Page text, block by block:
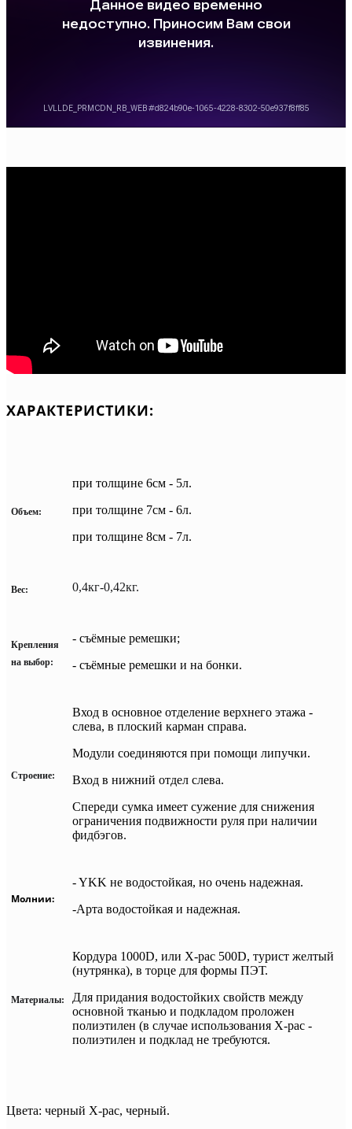
ХАРАКТЕРИСТИКИ:
Объем:
при толщине 6см - 5л.
при толщине 7см - 6л.
при толщине 8см - 7л.
Вес: 0,4кг-0,42кг.
Крепления
на выбор:
- съёмные ремешки;
- съёмные ремешки и на бонки.
Строение:
Вход в основное отделение верхнего этажа -
слева, в плоский карман справа.
Модули соединяются при помощи липучки.
Вход в нижний отдел слева.
Спереди сумка имеет сужение для снижения
ограничения подвижности руля при наличии
фидбэгов.
Молнии:
- YKK не водостойкая, но очень надежная.
-Арта водостойкая и надежная.
Материалы:
Кордура 1000D, или X-pac 500D, турист желтый
(нутрянка), в торце для формы ПЭТ.
Для придания водостойких свойств между
основной тканью и подкладом проложен
полиэтилен (в случае использования X-pac -
полиэтилен и подклад не требуются.
Цвета: черный X-pac, черный.